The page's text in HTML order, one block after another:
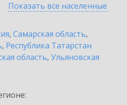
Показать все населенные
, Самарская область,
, Республика Татарстан
область, Ульяновская